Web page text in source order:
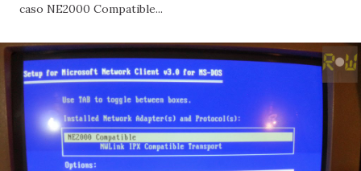
caso NE2000 Compatible...